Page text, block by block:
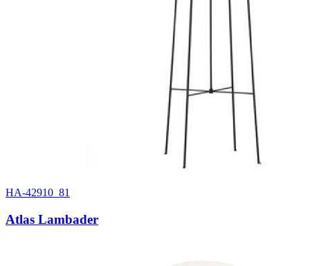
HA-42910_81
Atlas Lambader